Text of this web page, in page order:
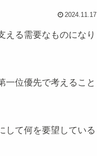
2024.11.17
える需要なものになり
一位優先で考えること
して何を要望している